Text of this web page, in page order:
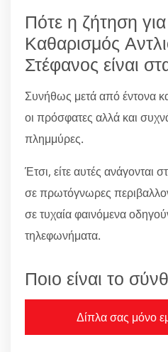
Πότε η ζήτηση
Καθαρισμός
Στέφανος είναι
Συνήθως μετά από έντονα
οι πρόσφατες αλλά και
πλημμύρες.
Έτσι, είτε αυτές ανάγονται
σε πρωτόγνωρες
σε τυχαία φαινόμενα
τηλεφωνήματα.
Ποιο είναι το
Δίπλα σας μόνο